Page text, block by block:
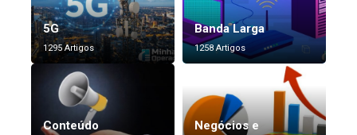
5G
1295 Artigos
Banda Larga
1258 Artigos
Conteúdo
Negócios e